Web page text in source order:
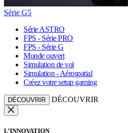
Série G5
Série ASTRO
FPS - Série PRO
FPS - Série G
Monde ouvert
Simulation de vol
Simulation - Aérospatial
Créez votre setup gaming
DÉCOUVRIR DÉCOUVRIR
L’INNOVATION